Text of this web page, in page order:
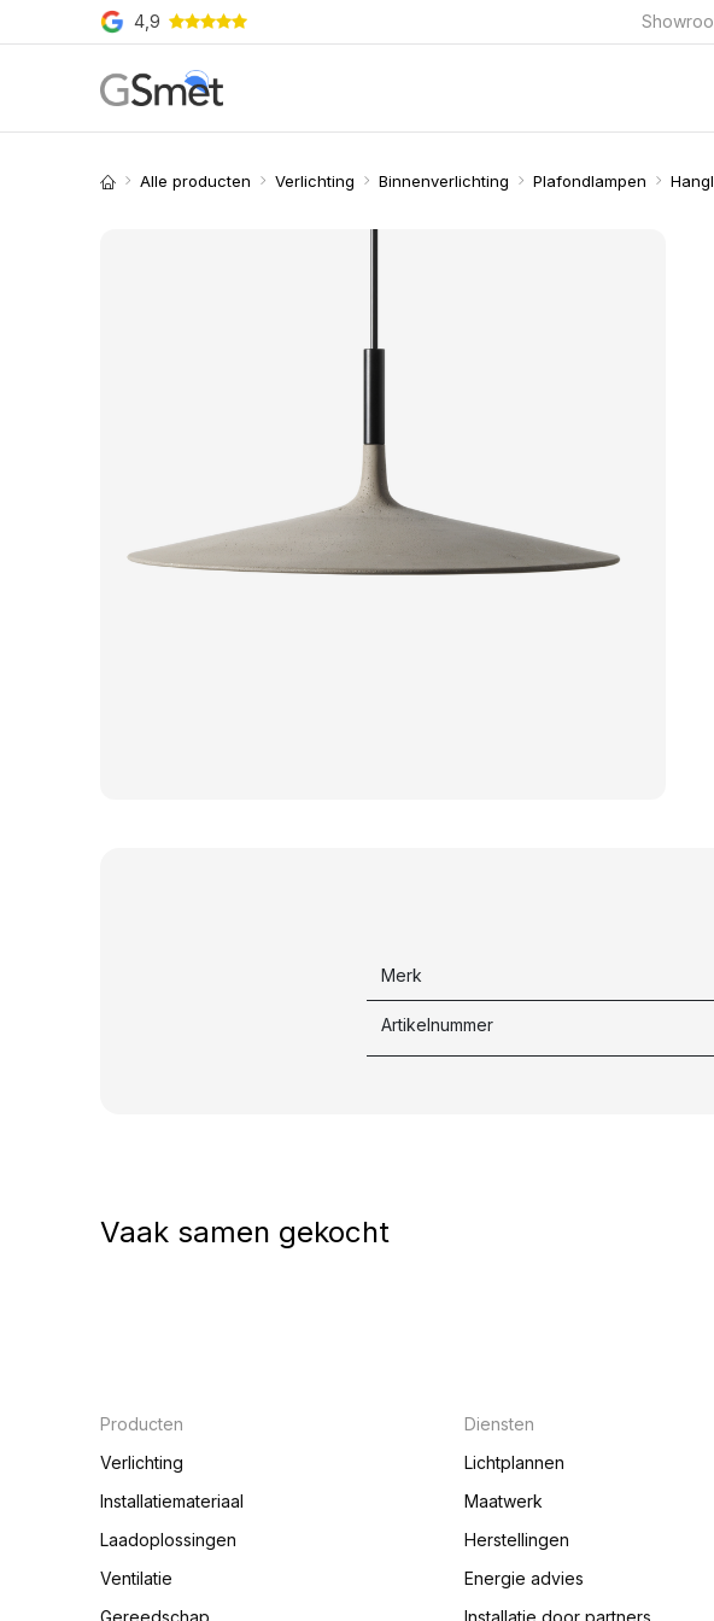
Overslaan naar inhoud
4,9
Alle producten Verlichting Binnenverlichting Plafondlampen
Merk
Artikelnummer
Vaak samen gekocht
Producten
Verlichting
Installatiemateriaal
Laadoplossingen
Ventilatie
Gereedschap
Diensten
Lichtplannen
Maatwerk
Herstellingen
Energie advies
Installatie door partners